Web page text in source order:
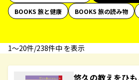
BOOKS 旅と健康
BOOKS 旅の読み物
1〜20件/238件中 を表示
悠久の教えをひ